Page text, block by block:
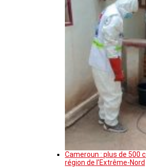
Cameroun : plus de 500
région de l’Extrême-Nord